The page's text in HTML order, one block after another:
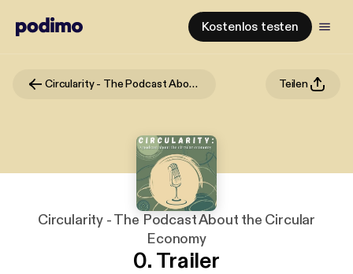
Kostenlos testen
Circularity - The Podcast About the Circular Economy Teilen
Circularity - The Podcast About the Circular
Economy
0. Trailer